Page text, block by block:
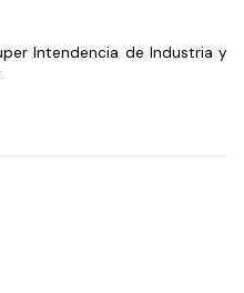
Intendencia de Industria y